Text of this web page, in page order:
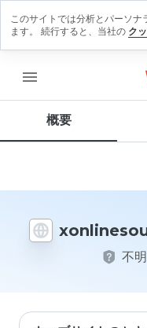
menu
概要
不
ューを残す
ウェ
を1
5の
で、
ます
このサイトでは分析とパーソ
ます。 続行すると、当社の ク